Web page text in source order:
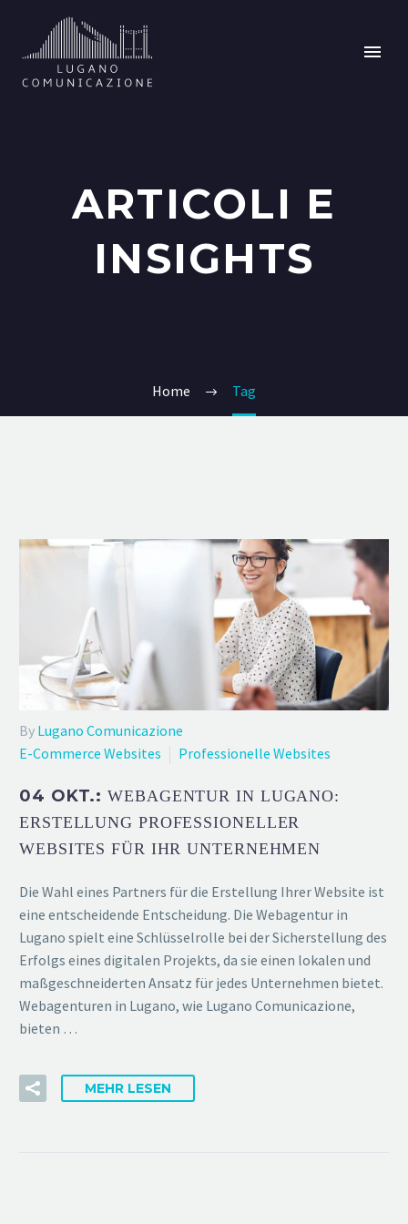
ARTICOLI E
INSIGHTS
Home Tag
By Lugano Comunicazione
E-Commerce Websites
Professionelle Websites
04 OKT.:WEBAGENTUR IN LUGANO:
ERSTELLUNG PROFESSIONELLER
WEBSITES FÜR IHR UNTERNEHMEN
Die Wahl eines Partners für die Erstellung Ihrer Website ist
eine entscheidende Entscheidung. Die Webagentur in
Lugano spielt eine Schlüsselrolle bei der Sicherstellung des
Erfolgs eines digitalen Projekts, da sie einen lokalen und
maßgeschneiderten Ansatz für jedes Unternehmen bietet.
Webagenturen in Lugano, wie Lugano Comunicazione,
bieten …
MEHR LESEN